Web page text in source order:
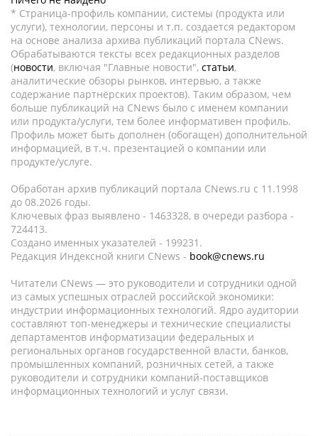
* Страница-профиль компании, системы (продукта или
услуги), технологии, персоны и т.п. создается редактором
на основе анализа архива публикаций портала CNews.
Обрабатываются тексты всех редакционных разделов
(новости, включая "Главные новости", статьи,
аналитические обзоры рынков, интервью, а также
содержание партнёрских проектов). Таким образом, чем
больше публикаций на CNews было с именем компании
или продукта/услуги, тем более информативен профиль.
Профиль может быть дополнен (обогащен) дополнительной
информацией, в т.ч. презентацией о компании или
продукте/услуге.
Обработан архив публикаций портала CNews.ru c 11.1998
до 08.2026 годы.
Ключевых фраз выявлено - 1463328, в очереди разбора -
724413.
Создано именных указателей - 199231.
Редакция Индексной книги CNews - book@cnews.ru
Читатели CNews — это руководители и сотрудники одной
из самых успешных отраслей российской экономики:
индустрии информационных технологий. Ядро аудитории
составляют топ-менеджеры и технические специалисты
департаментов информатизации федеральных и
региональных органов государственной власти, банков,
промышленных компаний, розничных сетей, а также
руководители и сотрудники компаний-поставщиков
информационных технологий и услуг связи.